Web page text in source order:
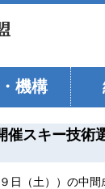
機構
催スキー技術
日（土））の中間